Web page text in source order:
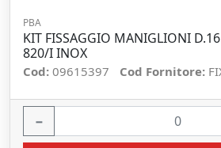
PBA
KIT FISSAGGIO MANIGLIONI
820/I INOX
Cod: 09615397 Cod Fornitore:
−